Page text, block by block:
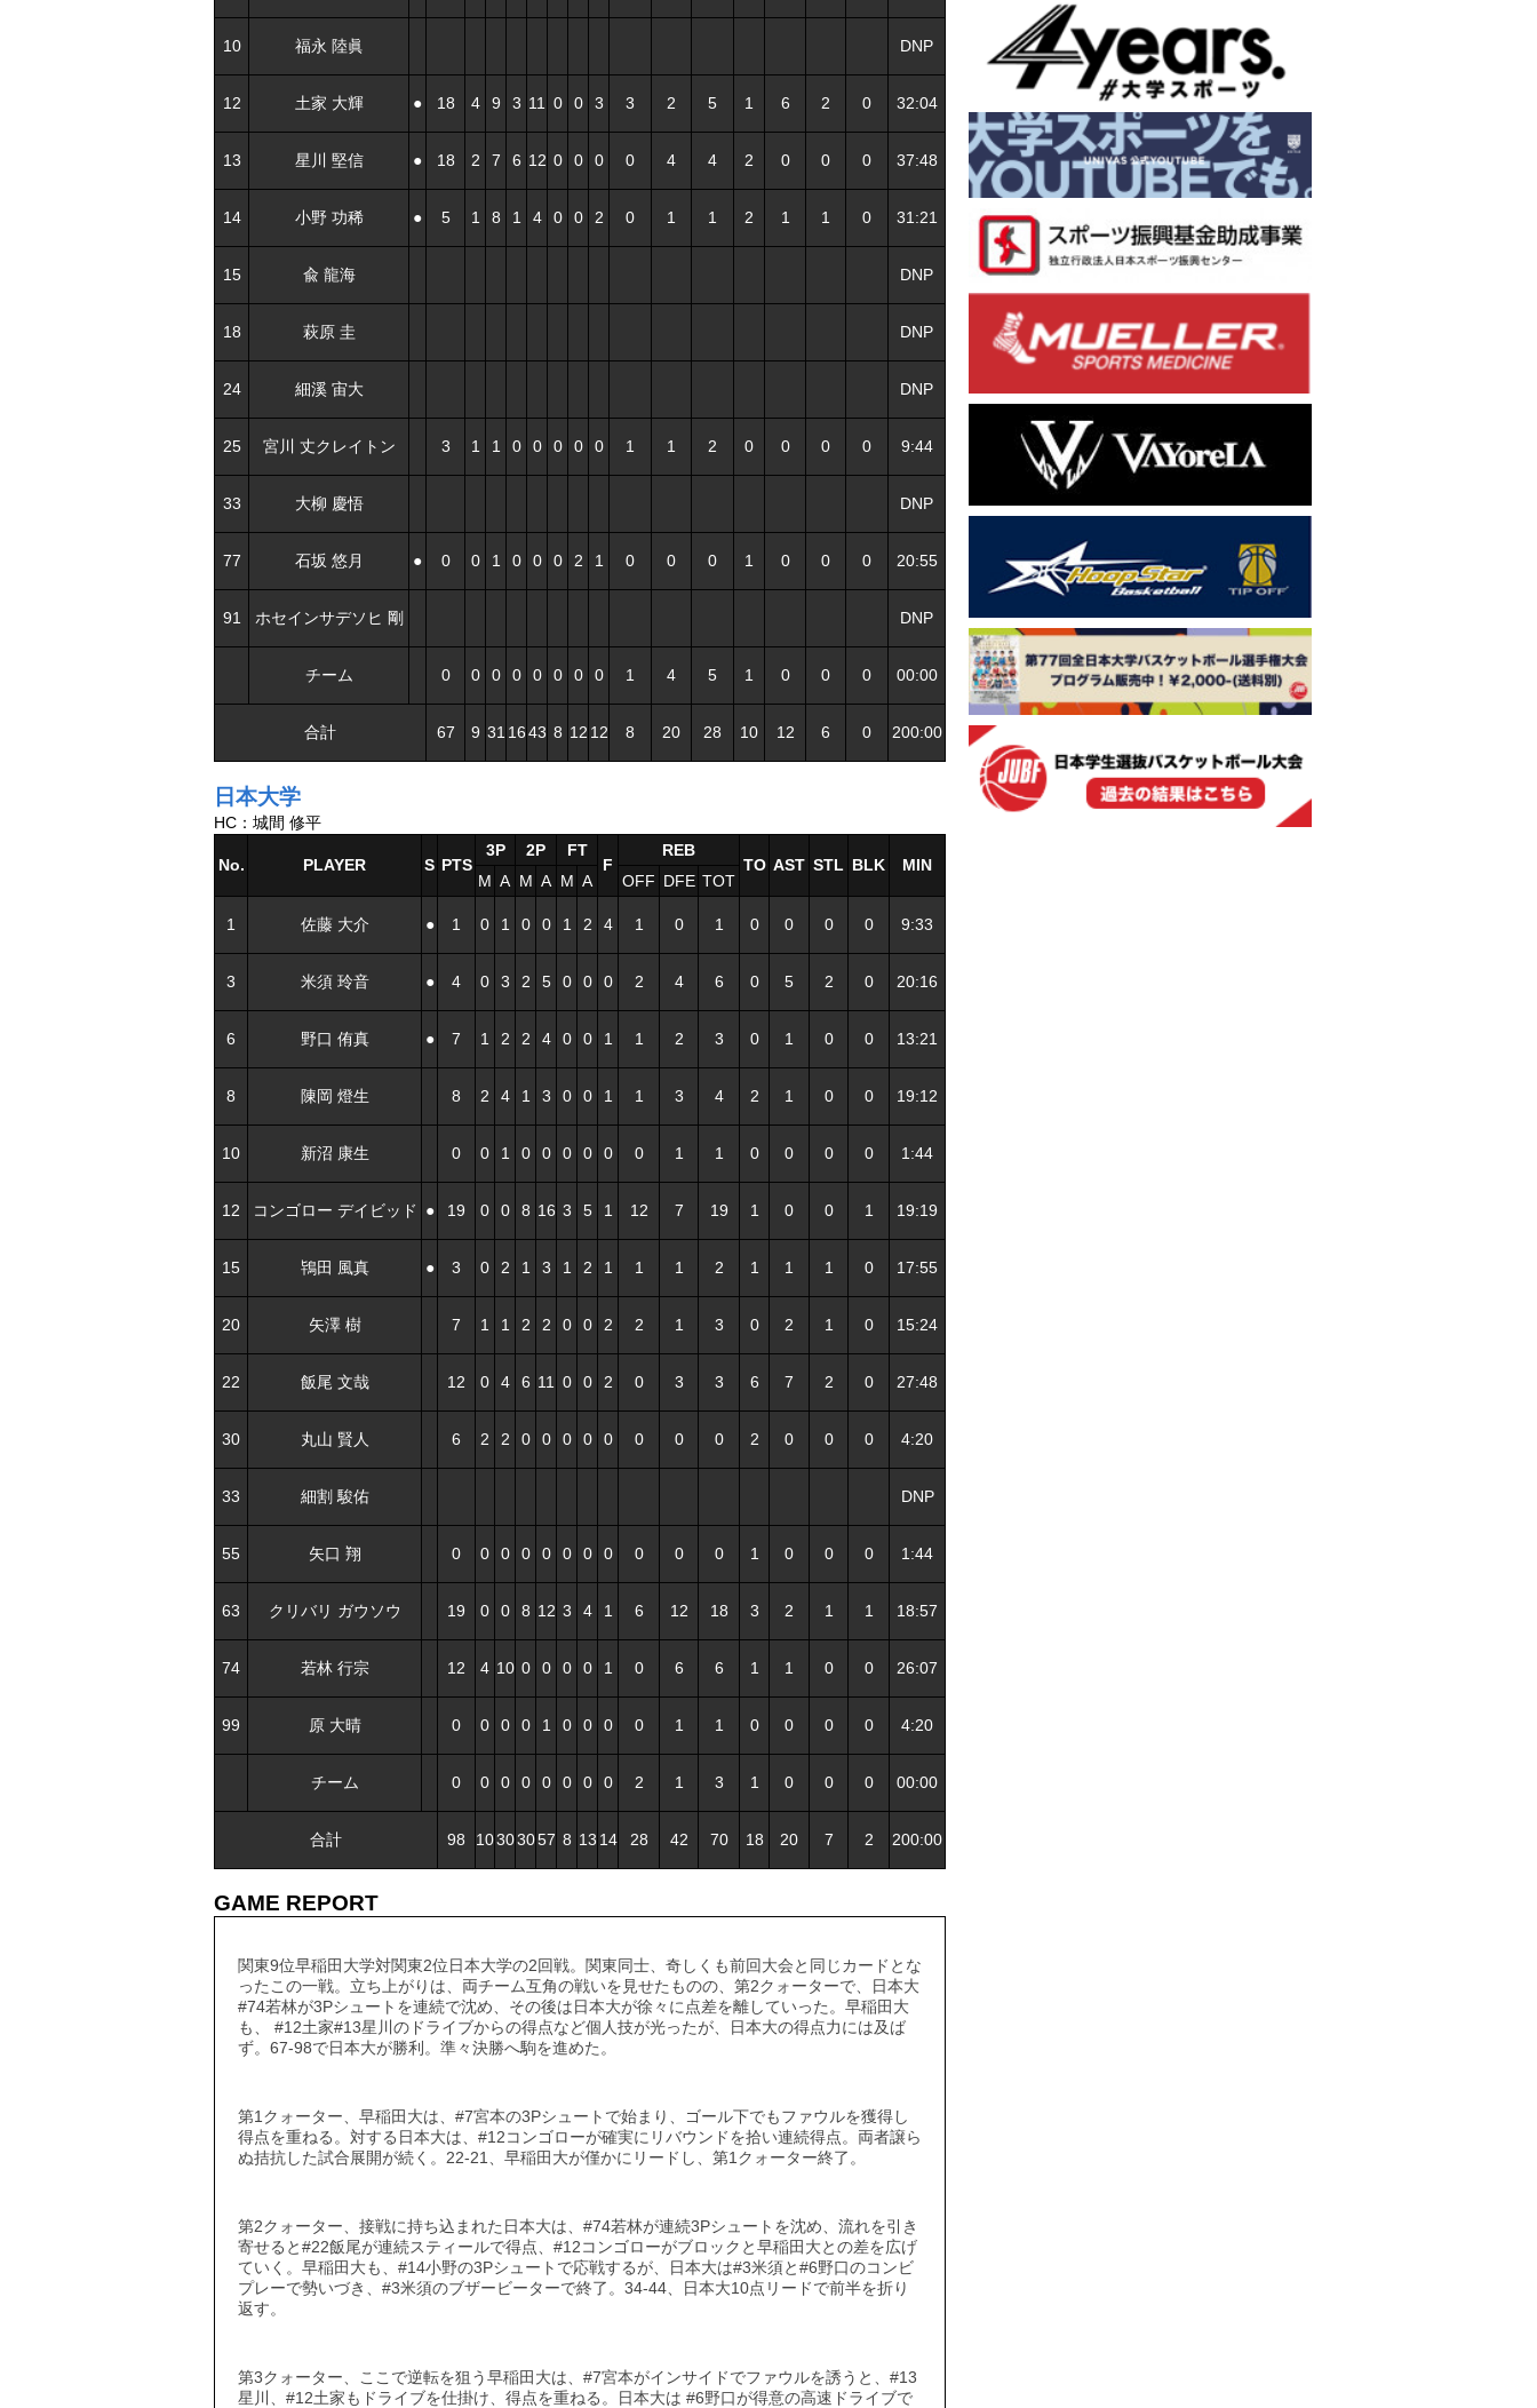
10 福永 陸眞 DNP
12 土家 大輝 ● 18 4 9 3 11 0 0 3 3 2 5 1 6 2 0 32:04
13 星川 堅信 ● 18 2 7 6 12 0 0 0 0 4 4 2 0 0 0 37:48
14 小野 功稀 ● 5 1 8 1 4 0 0 2 0 1 1 2 1 1 0 31:21
15 兪 龍海 DNP
18 萩原 圭 DNP
24 細溪 宙大 DNP
25 宮川 丈クレイトン 3 1 1 0 0 0 0 0 1 1 2 0 0 0 0 9:44
33 大柳 慶悟 DNP
77 石坂 悠月 ● 0 0 1 0 0 0 2 1 0 0 0 1 0 0 0 20:55
91 ホセインサデソヒ 剛 DNP
チーム 0 0 0 0 0 0 0 0 1 4 5 1 0 0 0 00:00
合計 67 9 31 1643 8 12 12 8 20 28 10 12 6 0 200:00
日本大学
HC：城間 修平
No. PLAYER S PTS
3P 2P
FT
F
REB
TO AST STL BLK
MIN
M A M A M A OFF DFE TOT
1 佐藤 大介 ● 1 0 1 0 0 1 2 4 1 0 1 0 0 0 0 9:33
3 米須 玲音 ● 4 0 3 2 5 0 0 0 2 4 6 0 5 2 0 20:16
6 野口 侑真 ● 7 1 2 2 4 0 0 1 1 2 3 0 1 0 0 13:21
8 陳岡 燈生 8 2 4 1 3 0 0 1 1 3 4 2 1 0 0 19:12
10 新沼 康生 0 0 1 0 0 0 0 0 0 1 1 0 0 0 0 1:44
12 コンゴロー デイビッド ● 19 0 0 8 16 3 5 1 12 7 19 1 0 0 1 19:19
15 鴇田 風真 ● 3 0 2 1 3 1 2 1 1 1 2 1 1 1 0 17:55
20 矢澤 樹 7 1 1 2 2 0 0 2 2 1 3 0 2 1 0 15:24
22 飯尾 文哉 12 0 4 6 11 0 0 2 0 3 3 6 7 2 0 27:48
30 丸山 賢人 6 2 2 0 0 0 0 0 0 0 0 2 0 0 0 4:20
33 細割 駿佑 DNP
55 矢口 翔 0 0 0 0 0 0 0 0 0 0 0 1 0 0 0 1:44
63 クリバリ ガウソウ 19 0 0 8 12 3 4 1 6 12 18 3 2 1 1 18:57
74 若林 行宗 12 4 10 0 0 0 0 1 0 6 6 1 1 0 0 26:07
99 原 大晴 0 0 0 0 1 0 0 0 0 1 1 0 0 0 0 4:20
チーム 0 0 0 0 0 0 0 0 2 1 3 1 0 0 0 00:00
合計 98 10303057 8 13 14 28 42 70 18 20 7 2 200:00
GAME REPORT
関東9位早稲田大学対関東2位日本大学の2回戦。関東同士、奇しくも前回大会と同じカードとな
ったこの一戦。立ち上がりは、両チーム互角の戦いを見せたものの、第2クォーターで、日本大
#74若林が3Pシュートを連続で沈め、その後は日本大が徐々に点差を離していった。早稲田大
も、 #12土家#13星川のドライブからの得点など個人技が光ったが、日本大の得点力には及ば
ず。67-98で日本大が勝利。準々決勝へ駒を進めた。
第1クォーター、早稲田大は、#7宮本の3Pシュートで始まり、ゴール下でもファウルを獲得し
得点を重ねる。対する日本大は、#12コンゴローが確実にリバウンドを拾い連続得点。両者譲ら
ぬ拮抗した試合展開が続く。22-21、早稲田大が僅かにリードし、第1クォーター終了。
第2クォーター、接戦に持ち込まれた日本大は、#74若林が連続3Pシュートを沈め、流れを引き
寄せると#22飯尾が連続スティールで得点、#12コンゴローがブロックと早稲田大との差を広げ
ていく。早稲田大も、#14小野の3Pシュートで応戦するが、日本大は#3米須と#6野口のコンビ
プレーで勢いづき、#3米須のブザービーターで終了。34-44、日本大10点リードで前半を折り
返す。
第3クォーター、ここで逆転を狙う早稲田大は、#7宮本がインサイドでファウルを誘うと、#13
星川、#12土家もドライブを仕掛け、得点を重ねる。日本大は #6野口が得意の高速ドライブで